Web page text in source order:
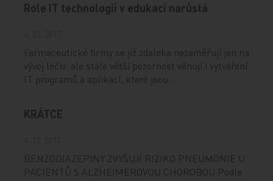
Role IT technologií v edukaci narůstá
Farmaceutické firmy se již zdaleka nezaměřují jen na
vývoj léčiv, ale stále větší pozornost věnují i vytváření
IT programů a aplikací, které jsou…
KRÁTCE
BENZODIAZEPINY ZVYŠUJÍ RIZIKO PNEUMONIE U
PACIENTŮ S ALZHEIMEROVOU CHOROBOU Podle